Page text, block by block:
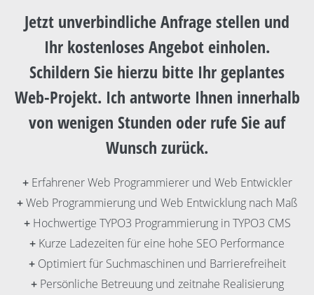
Jetzt unverbindliche Anfrage stellen und
Ihr kostenlosesAngebot einholen.
Schildern Sie hierzu bitte Ihr geplantes
Web-Projekt. Ich antworte Ihnen innerhalb
von wenigen Stunden oder rufe Sie auf
Wunsch zurück.
ErfahrenerWeb Programmiererund Web Entwickler
Web Programmierung und Web Entwicklung nach Maß
Hochwertige TYPO3 Programmierungin TYPO3 CMS
Kurze Ladezeiten für eine hohe SEO Performance
Optimiert für Suchmaschinen und Barrierefreiheit
Persönliche Betreuungund zeitnahe Realisierung